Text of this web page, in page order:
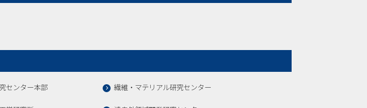
センター本部 繊維・マテリアル研究センター